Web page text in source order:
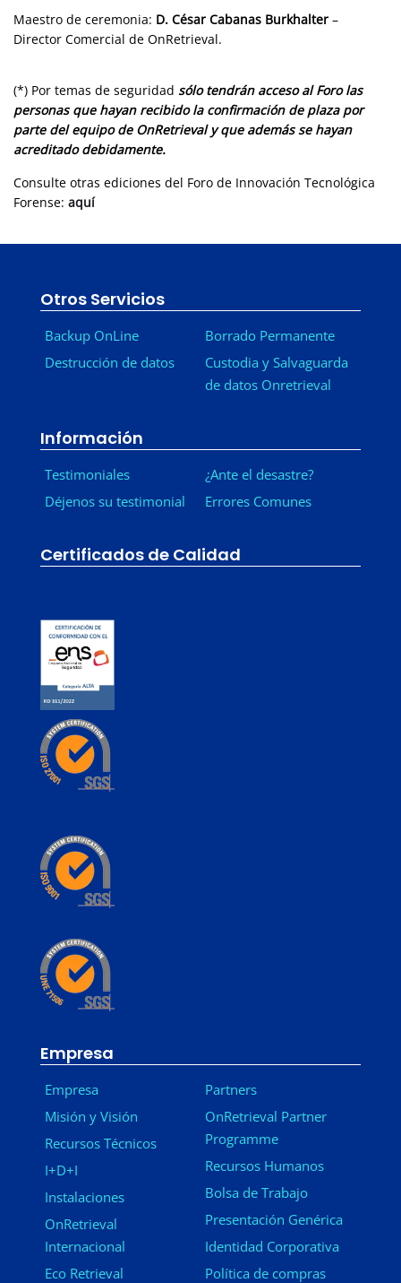
Maestro de ceremonia: D. César Cabanas Burkhalter –
Director Comercial de OnRetrieval.
(*) Por temas de seguridad sólo tendrán acceso al Foro las
personas que hayan recibido la confirmación de plaza por
parte del equipo de OnRetrieval y que además se hayan
acreditado debidamente.
Consulte otras ediciones del Foro de Innovación Tecnológica
Forense: aquí
Otros Servicios
Backup OnLine
Destrucción de datos
Borrado Permanente
Custodia y Salvaguarda
de datos Onretrieval
Información
Testimoniales
Déjenos su testimonial
¿Ante el desastre?
Errores Comunes
Certificados de Calidad
Empresa
Empresa
Misión y Visión
Recursos Técnicos
I+D+I
Instalaciones
OnRetrieval
Internacional
Eco Retrieval
Partners
OnRetrieval Partner
Programme
Recursos Humanos
Bolsa de Trabajo
Presentación Genérica
Identidad Corporativa
Política de compras